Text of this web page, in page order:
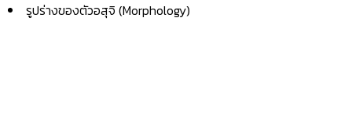
รูปร่างของตัวอสุจิ (Morphology)